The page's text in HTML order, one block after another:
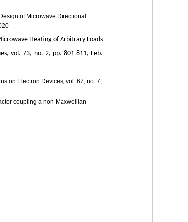
of Microwave Directional
Heating of Arbitrary Loads
vol. 73, no. 2, pp. 801-811, Feb.
on Electron Devices, vol. 67, no. 7,
coupling a non-Maxwellian